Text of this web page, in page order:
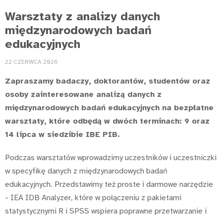
Warsztaty z analizy danych
międzynarodowych badań
edukacyjnych
22 CZERWCA 2026
Zapraszamy badaczy, doktorantów, studentów oraz
osoby zainteresowane analizą danych z
międzynarodowych badań edukacyjnych na bezpłatne
warsztaty, które odbędą w dwóch terminach: 9 oraz
14 lipca w siedzibie IBE PIB.
Podczas warsztatów wprowadzimy uczestników i uczestniczki
w specyfikę danych z międzynarodowych badań
edukacyjnych. Przedstawimy też proste i darmowe narzędzie
- IEA IDB Analyzer, które w połączeniu z pakietami
statystycznymi R i SPSS wspiera poprawne przetwarzanie i